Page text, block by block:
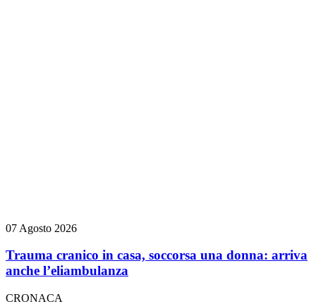
07 Agosto 2026
Trauma cranico in casa, soccorsa una donna: arriva
anche l’eliambulanza
CRONACA